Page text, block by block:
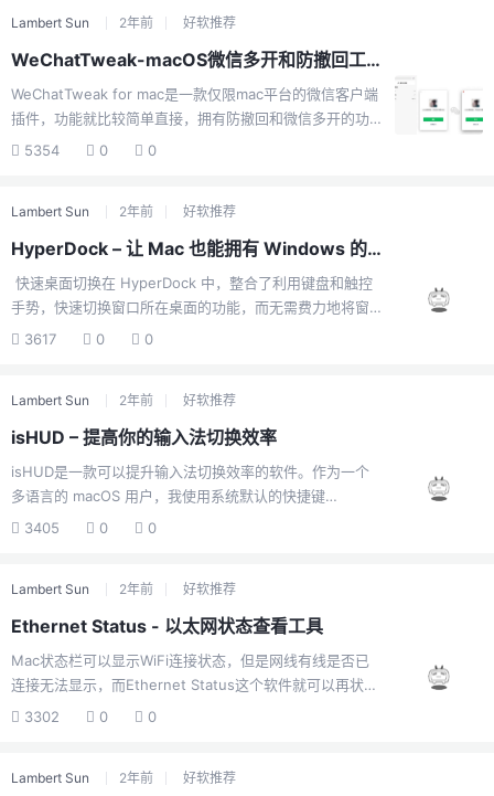
行，系统会把右下角图标自动折叠。macOS 的菜单栏不
会，它就直接全部显示。当图标太多时，既不美观又经常
扬光大，MacBook 的菜单栏是越来越不方便了！如果你希
望 Mac 的菜单栏干净清爽、又方便易用，那全新的
「Bartender 5」软件你一...
Lambert Sun 2年前 好软推荐
WeChatTweak-macOS微信多开和防撤回工具
WeChatTweak for mac是一款仅限mac平台的微信客户端
插件，功能就比较简单直接，拥有防撤回和微信多开的功
能。主要包括防撤回、多开、免二次认证登录和消息处理
Dock icon 登录新的微信账号 命令行执行：open -n
/Applications/WeChat.app 消息处理增强 支持任意表情
导出 支持二维码识别 支持右键直接复制链接 支持由系统
默认浏览器直接打开 重新打开应用无需手机认证（官方已
经支持）UI界面设置面板支持 Raycast extensio...
5354 0 0
Lambert Sun 2年前 好软推荐
HyperDock – 让 Mac 也能拥有 Windows 的窗口预览和管理体验
快速桌面切换在 HyperDock 中，整合了利用键盘和触控
手势，快速切换窗口所在桌面的功能，而无需费力地将窗
口拖进拖出。在事先已经新建若干桌面的前提下： 将光标
光标放置在具体窗口的标题栏，通过双指在触控板上左右
滑动，快速实现该窗口在前后桌面的切换。 高效的窗口
功能，但其实际体验并不理想，而 HyperDock 可以帮助
我们做到的，远不止分屏那么简单： 通过将...
3617 0 0
Lambert Sun 2年前 好软推荐
isHUD – 提高你的输入法切换效率
isHUD是一款可以提升输入法切换效率的软件。作为一个
多语言的 macOS 用户，我使用系统默认的快捷键
（Command+空格, Option+Command+空格）切换输入
Command+空格时候出现的那个列表）。当启用的 Lion
的全屏模式的时候，要确认当前所使用的输入法十分不
出现一个 HUD 窗口，提示选中的输入法，这样，你无须移
动视线就能知道所选的输入法了。正如作者所说，使用
isHUD 时，每次切换输入法都会...
3405 0 0
Lambert Sun 2年前 好软推荐
Ethernet Status - 以太网状态查看工具
Mac状态栏可以显示WiFi连接状态，但是网线有线是否已
连接无法显示，而Ethernet Status这个软件就可以再状态
栏中实时显示当前有线连接状态Ethernet Status for Mac
牙网络▶ iPhone/iPad的USB网络▶ 火线▶ Thunderbolt
3302 0 0
Lambert Sun 2年前 好软推荐